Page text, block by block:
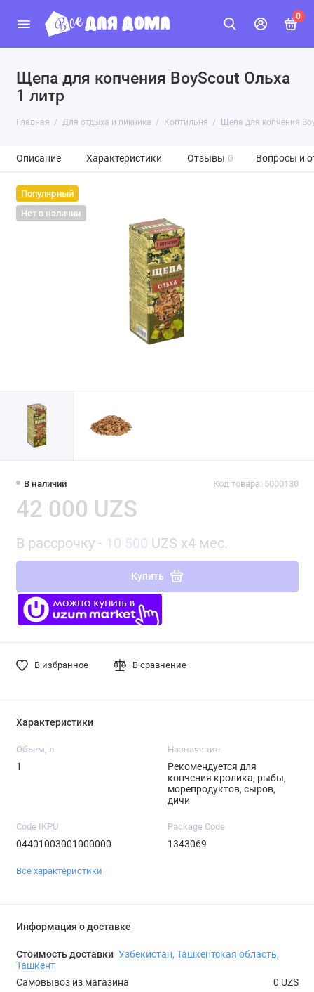
0
Щепа для копчения BoyScout Ольха
1 литр
Главная Для отдыха и пикника Коптильня Щепа для копчения
Описание Характеристики Отзывы 0 Вопросы и
Популярный
Нет в наличии
В наличии Код товара: 5000130
42 000 UZS
В рассрочку - 10 500 UZS x4 мес.
Купить
В избранное В сравнение
Характеристики
Объем, л
1
Назначение
Рекомендуется для
копчения кролика, рыбы,
морепродуктов, сыров,
дичи
Code IKPU
04401003001000000
Package Code
1343069
Все характеристики
Информация о доставке
Стоимость доставки Узбекистан, Ташкентская область,
Ташкент
Самовывоз из магазина
0 UZS